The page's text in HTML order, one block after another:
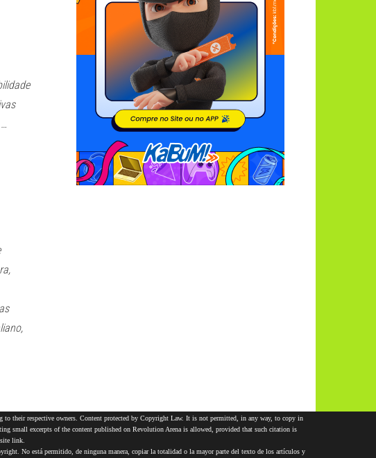
to their respective owners. Content protected by Copyright Law. It is not permitted, in any way, to copy in
small excerpts of the content published on Revolution Arena is allowed, provided that such citation is
link.
No está permitido, de ninguna manera, copiar la totalidad o la mayor parte del texto de los artículos y